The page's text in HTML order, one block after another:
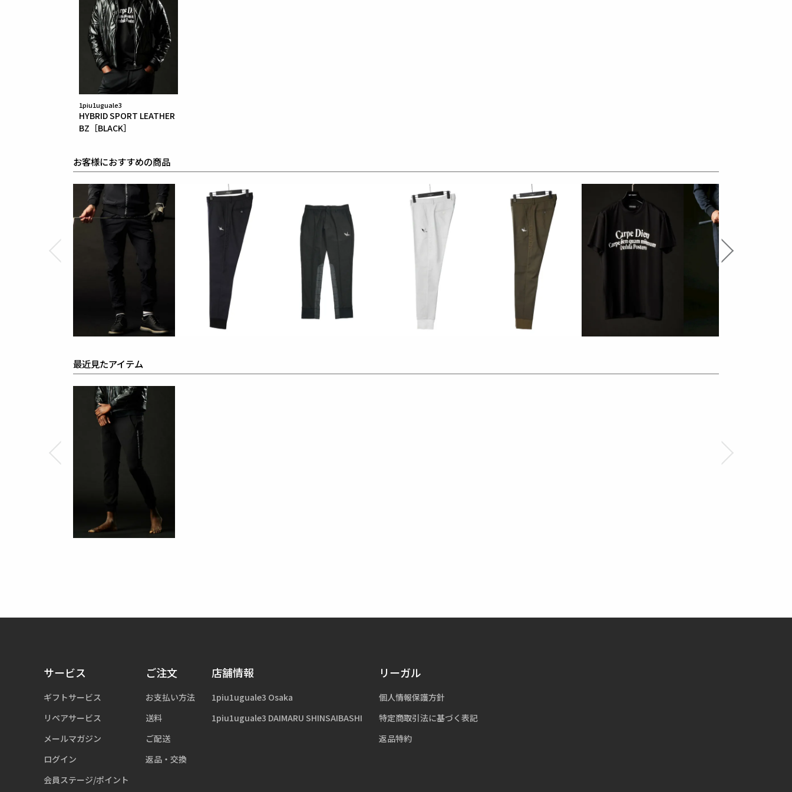
1piu1uguale3
HYBRID SPORT LEATHER
BZ［BLACK］
サービス
ギフトサービス
リペアサービス
メールマガジン
ログイン
会員ステージ/ポイント
ご注文
お支払い方法
送料
ご配送
返品・交換
店舗情報
1piu1uguale3 Osaka
1piu1uguale3 DAIMARU SHINSAIBASHI
リーガル
個人情報保護方針
特定商取引法に基づく表記
返品特約